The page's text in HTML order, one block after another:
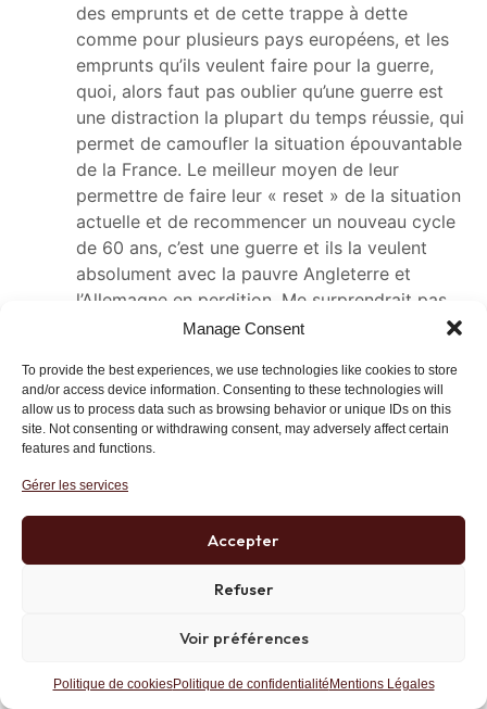
Manage Consent
To provide the best experiences, we use technologies like cookies to store
and/or access device information. Consenting to these technologies will
allow us to process data such as browsing behavior or unique IDs on this
site. Not consenting or withdrawing consent, may adversely affect certain
features and functions.
Gérer les services
Accepter
Refuser
Voir préférences
Politique de cookiesPolitique de confidentialité Mentions Légales
des emprunts et de cette trappe à dette
comme pour plusieurs pays européens, et les
emprunts qu’ils veulent faire pour la guerre,
quoi, alors faut pas oublier qu’une guerre est
une distraction la plupart du temps réussie, qui
permet de camoufler la situation épouvantable
de la France. Le meilleur moyen de leur
permettre de faire leur « reset » de la situation
actuelle et de recommencer un nouveau cycle
de 60 ans, c’est une guerre et ils la veulent
absolument avec la pauvre Angleterre et
l’Allemagne en perdition. Me surprendrait pas
qu’on crée de toutes pièces un « false flag » (
mettre la faute sur un autre groupe), et mettre
la faute sur la Russie et alors, ils l’auront leur
guerre.
Pascal24 mars 2025 at 17 h 01 min
de ma part dans ce fonds/puit sans fonds.
Répondre Lien